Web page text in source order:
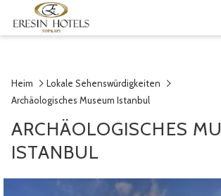
Heim
Lokale Sehenswürdigkeiten
Archäologisches Museum Istanbul
ARCHÄOLOGISCHES
ISTANBUL